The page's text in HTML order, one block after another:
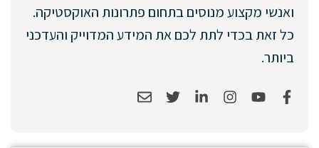
ואנשי מקצוע מנוסים בתחום פתרונות האוקסטיקה.
כל זאת בכדי לתת לכם את המידע המדוייק והעדכני
ביותר.